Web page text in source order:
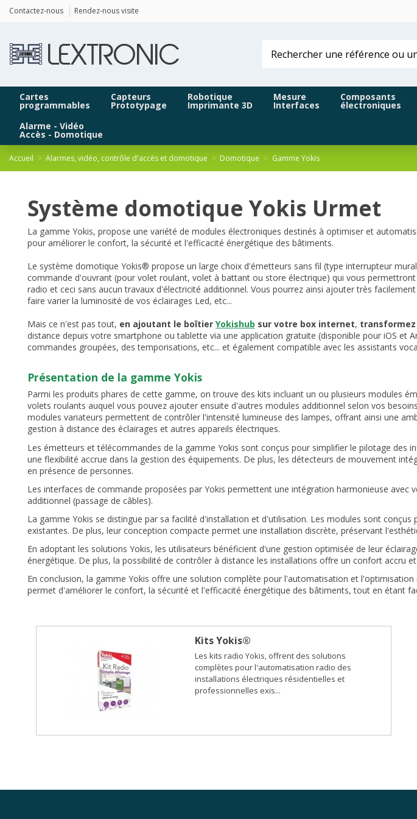
Contactez-nous Rendez-nous visite
Cartes
programmables
Capteurs
Prototypage
Robotique
Imprimante 3D
Mesure
Interfaces
Composants
électroniques
Alarme - Vidéo
Accès - Domotique
Accueil Alarmes, vidéo, contrôle d'accès et domotique Domotique Gamme Yokis
Système domotique Yokis Urmet
La gamme Yokis, propose une variété de modules électroniques destinés à optimiser et
pour améliorer le confort, la sécurité et l'efficacité énergétique des bâtiments.
Le système domotique Yokis® propose un large choix d'émetteurs sans fil (type interrupteur
commande d'ouvrant (pour volet roulant, volet à battant ou store électrique) qui vous
radio et ceci sans aucun travaux d'électricité additionnel. Vous pourrez ainsi ajouter très
faire varier la luminosité de vos éclairages Led, etc...
Mais ce n'est pas tout, en ajoutant le boîtier Yokishub sur votre box internet, transformez
distance depuis votre smartphone ou tablette via une application gratuite (disponible pour iOS et
commandes groupées, des temporisations, etc... et également compatible avec les assistants
Présentation de la gamme Yokis
Parmi les produits phares de cette gamme, on trouve des kits incluant un ou plusieurs modules
volets roulants auquel vous pouvez ajouter ensuite d'autres modules additionnel selon vos
modules variateurs permettent de contrôler l'intensité lumineuse des lampes, offrant ainsi une
gestion à distance des éclairages et autres appareils électriques.
Les émetteurs et télécommandes de la gamme Yokis sont conçus pour simplifier le pilotage
une flexibilité accrue dans la gestion des équipements. De plus, les détecteurs de mouvement
en présence de personnes.
Les interfaces de commande proposées par Yokis permettent une intégration harmonieuse
additionnel (passage de câbles).
La gamme Yokis se distingue par sa facilité d'installation et d'utilisation. Les modules sont
existantes. De plus, leur conception compacte permet une installation discrète, préservant
En adoptant les solutions Yokis, les utilisateurs bénéficient d'une gestion optimisée de leur
énergétique. De plus, la possibilité de contrôler à distance les installations offre un confort accru
En conclusion, la gamme Yokis offre une solution complète pour l'automatisation et
permet d'améliorer le confort, la sécurité et l'efficacité énergétique des bâtiments, tout en étant
Kits Yokis®
Les kits radio Yokis, offrent des solutions
complètes pour l'automatisation radio des
installations électriques résidentielles et
professionnelles exis...
Panneau de gestion des cookies